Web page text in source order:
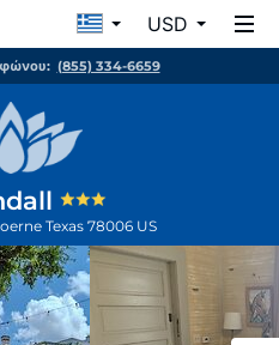
USD
(855) 334-6659
Texas 78006 US